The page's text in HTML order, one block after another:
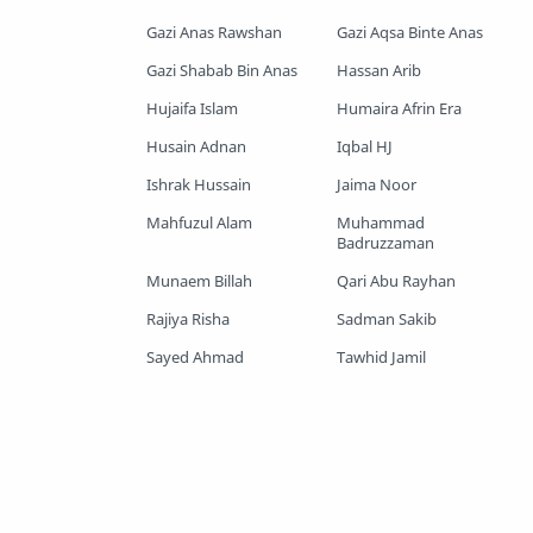
Shopnoshiri
Gazi Anas Rawshan
Gazi Aqsa Binte Anas
Gazi Shabab Bin Anas
Hassan Arib
Hujaifa Islam
Humaira Afrin Era
Husain Adnan
Iqbal HJ
Ishrak Hussain
Jaima Noor
Mahfuzul Alam
Muhammad
Badruzzaman
Munaem Billah
Qari Abu Rayhan
Rajiya Risha
Sadman Sakib
Sayed Ahmad
Tawhid Jamil